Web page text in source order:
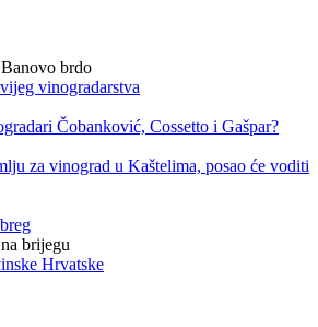
vinogradarstva
Čobanković, Cossetto i Gašpar?
za vinograd u Kaštelima, posao će voditi
Hrvatske